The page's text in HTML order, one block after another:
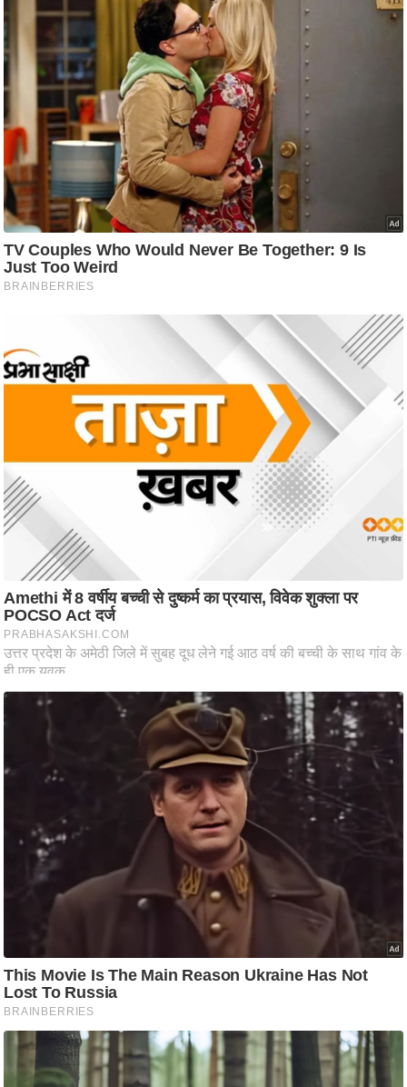
फै
श
रे
लू
नु
स्खे
प
र्य
ट
ल
फि
मं
त्रा
श
न
शि
प
रा
ण
यि
क
मा
तृ
भू